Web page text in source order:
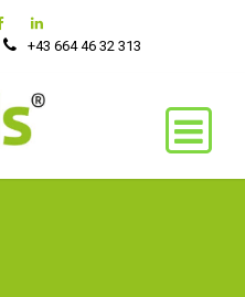
‭+43 664 46 32 313‬